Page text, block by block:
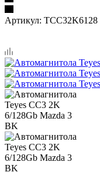
Артикул: